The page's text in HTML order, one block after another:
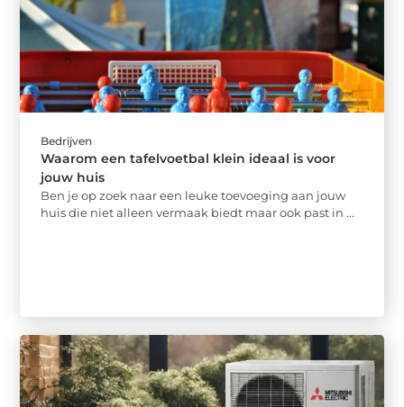
Bedrijven
Waarom een tafelvoetbal klein ideaal is voor
jouw huis
Ben je op zoek naar een leuke toevoeging aan jouw
huis die niet alleen vermaak biedt maar ook past in ...